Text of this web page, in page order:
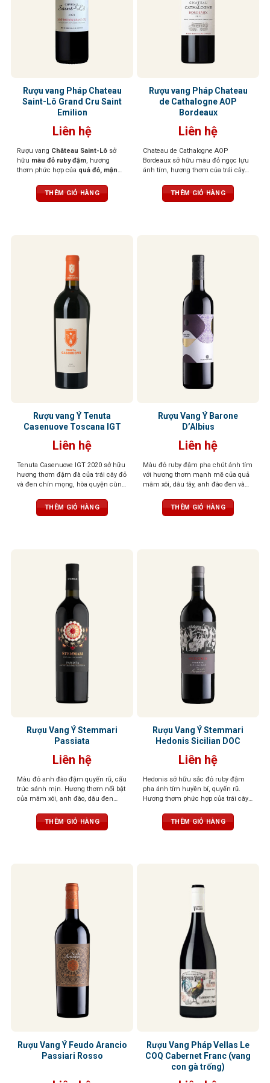
Rượu vang Pháp Chateau
Saint-Lô Grand Cru Saint
Emilion
Liên hệ
Rượu vang Château Saint-Lô sở
hữu màu đỏ ruby đậm, hương
thơm phức hợp của quả đỏ, mận
gỗ và thuốc lá. Khi thưởng thức, vị
rượu lan tỏa êm dịu,
tannin mượt
THÊM GIỎ HÀNG
Rượu vang Pháp Chateau
de Cathalogne AOP
Bordeaux
Liên hệ
Chateau de Cathalogne AOP
Bordeaux sở hữu màu đỏ ngọc lựu
ánh tím, hương thơm của trái cây
việt quất và dâu rừng quyện cùng
kẹo trái cây và mứt ngọt. Rượu mềm
THÊM GIỎ HÀNG
Rượu vang Ý Tenuta
Casenuove Toscana IGT
Liên hệ
Tenuta Casenuove IGT 2020 sở hữu
hương thơm đậm đà của trái cây đỏ
và đen chín mọng, hòa quyện cùng
vị cao quý. Vị rượu đậm, tannin
mượt mà và cân bằng, để lại hậu vị
THÊM GIỎ HÀNG
Rượu Vang Ý Barone
D’Albius
Liên hệ
Màu đỏ ruby đậm pha chút ánh tím
với hương thơm mạnh mẽ của quả
mâm xôi, dâu tây, anh đào đen và
lịch. Cân bằng giữa vị chua và ngọt,
mang lại trải nghiệm êm ái và tươi
THÊM GIỎ HÀNG
Rượu Vang Ý Stemmari
Passiata
Liên hệ
Màu đỏ anh đào đậm quyến rũ, cấu
trúc sánh mịn. Hương thơm nổi bật
của mâm xôi, anh đào, dâu đen
đen cay nồng. Khi rượu “thở” trong
ly, tầng hương vani và thuốc lá tinh
THÊM GIỎ HÀNG
Rượu Vang Ý Stemmari
Hedonis Sicilian DOC
Liên hệ
Hedonis sở hữu sắc đỏ ruby đậm
pha ánh tím huyền bí, quyến rũ.
Hương thơm phức hợp của trái cây
thoảng hạnh nhân, vani và thuốc lá
tinh tế. Vị vang tròn trịa, chát êm,
THÊM GIỎ HÀNG
Rượu Vang Ý Feudo Arancio
Passiari Rosso
Rượu Vang Pháp Vellas Le
COQ Cabernet Franc (vang
con gà trống)